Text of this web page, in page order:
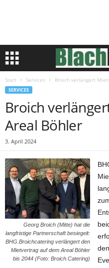
Start Services Broich verlängert
SERVICES
Broich
Areal Böhler
3. April 2024
Georg Broich (Mitte) hat die
langfristige Partnerschaft besiegelt:
BHG.Broichcatering verlängert den
Mietvertrag auf dem Areal Böhler
bis 2044 (Foto: Broich.Catering)